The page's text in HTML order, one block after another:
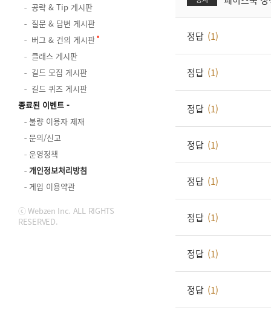
공략 & Tip 게시판
질문 & 답변 게시판
버그 & 건의 게시판
클래스 게시판
길드 모집 게시판
길드 퀴즈 게시판
종료된 이벤트
불량 이용자 제재
문의/신고
운영정책
개인정보처리방침
게임 이용약관
ⓒ Webzen Inc. ALL RIGHTS
RESERVED.
정답 (1)
정답 (1)
정답 (1)
정답 (1)
정답 (1)
정답 (1)
정답 (1)
정답 (1)